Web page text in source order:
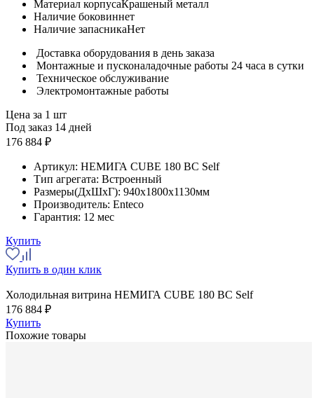
Материал корпусаКрашеный металл
Наличие боковиннет
Наличие запасникаНет
Доставка оборудования в день заказа
Монтажные и пусконаладочные работы 24 часа в сутки
Техническое обслуживание
Электромонтажные работы
Цена за 1 шт
Под заказ 14 дней
176 884 ₽
Артикул: НЕМИГА CUBE 180 ВС Self
Тип агрегата: Встроенный
Размеры(ДхШхГ): 940x1800x1130мм
Производитель: Enteco
Гарантия: 12 мес
Купить
Купить в один клик
Холодильная витрина НЕМИГА CUBE 180 ВС Self
176 884 ₽
Купить
Похожие товары